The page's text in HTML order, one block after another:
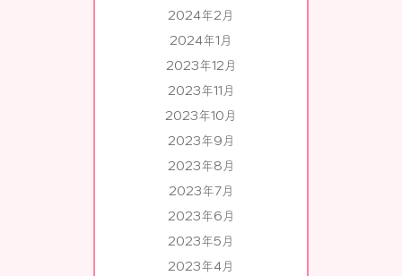
2024年2月
2024年1月
2023年12月
2023年11月
2023年10月
2023年9月
2023年8月
2023年7月
2023年6月
2023年5月
2023年4月